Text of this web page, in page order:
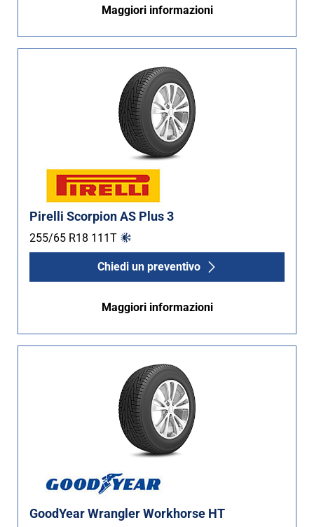
Non Run flat (28)
Maggiori informazioni
Pirelli Scorpion AS Plus 3
255/65 R18 111T
Chiedi un preventivo
Maggiori informazioni
GoodYear Wrangler Workhorse HT